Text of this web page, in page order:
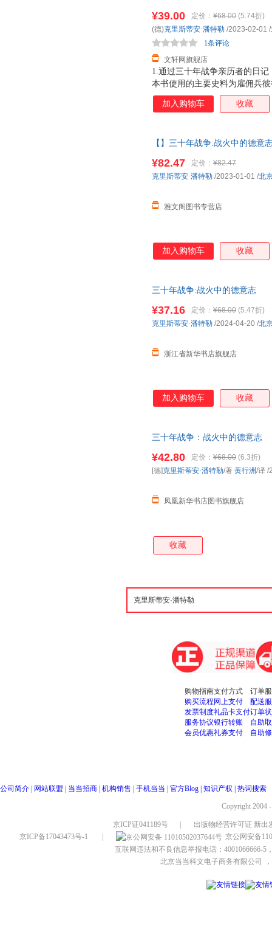
1.通过三十年战争亲历者的日
本书使用的主要史料为雇佣兵
记，兼顾研究三十年战争的经
内心恐惧与希望交织，被战争
载浮载沉，无意中成了同时代
¥39.00 定价： ¥68.00 (5.74折)
文轩网旗舰店
1条评论
(德)克里斯蒂安·潘特勒 /2023-02-01 /
加入购物车 收藏
【】三十年战争:战火中的德意
取，有问题联系在线客服，赠
¥82.47 定价： ¥82.47
雅文阁图书专营店
克里斯蒂安·潘特勒 /2023-01-01 /北
加入购物车 收藏
三十年战争:战火中的德意志
¥37.16 定价： ¥68.00 (5.47折)
浙江省新华书店旗舰店
克里斯蒂安·潘特勒 /2024-04-20 /北
加入购物车 收藏
三十年战争：战火中的德意志
¥42.80 定价： ¥68.00 (6.3折)
凤凰新华书店图书旗舰店
[德]克里斯蒂安·潘特勒/著 黄行洲/译 /
收藏
购物指南
购买流程
发票制度
服务协议
会员优惠
支付方式
网上支付
礼品卡支付
银行转账
礼券支付
订单
配送
订单
自助
自助
公司简介 网站联盟 当当招商 机构销售 手机当当 官方Blog 知识产权 热词搜索
Copyright 2004
京ICP证041189号
出版物经营许可证 新出
京ICP备17043473号-1
京公网安备
互联网违法和不良信息举报电话：4001066666-5
北京当当科文电子商务有限公司